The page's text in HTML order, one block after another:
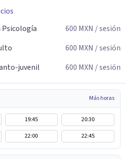
600 MXN / sesión
600 MXN / sesión
juvenil
600 MXN / sesión
Más horas
19:45
20:30
22:00 22:45